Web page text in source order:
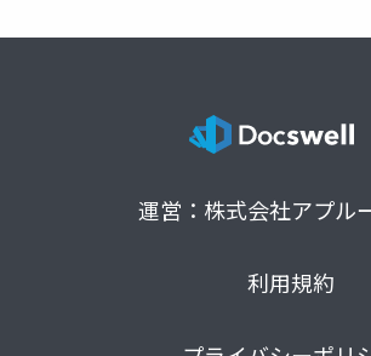
運営：株式会社アプル
利用規約